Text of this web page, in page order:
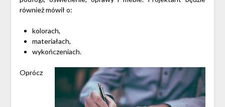
również mówił o:
kolorach,
materiałach,
wykończeniach.
Oprócz